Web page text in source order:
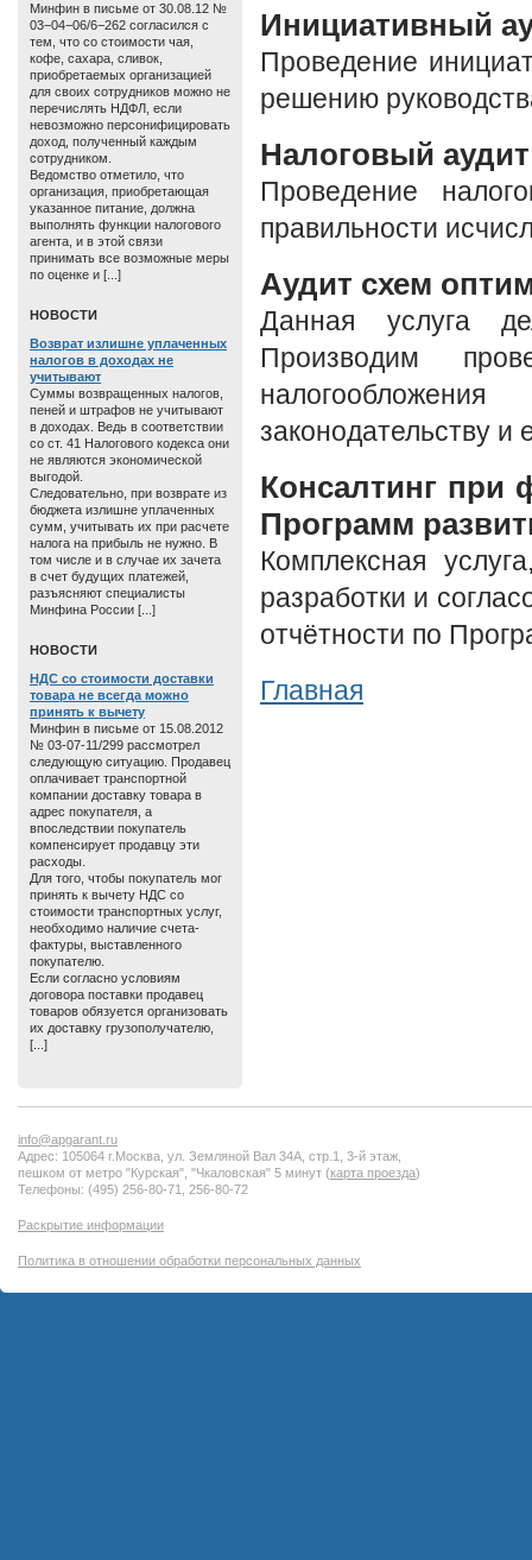
Инициативный
Проведение
решению
Налоговый аудит
Проведение
правильности
Аудит схем
Данная услуга
Производим
законодательству
Консалтинг
Программ
Комплексная
разработки и
отчётности по
Главная
Минфин в письме от 30.08.12 №
03−04−06/6−262 согласился с
тем, что со стоимости чая,
кофе, сахара, сливок,
приобретаемых организацией
для своих сотрудников можно не
перечислять НДФЛ, если
невозможно персонифицировать
доход, полученный каждым
сотрудником.
Ведомство отметило, что
организация, приобретающая
указанное питание, должна
выполнять функции налогового
агента, и в этой связи
принимать все возможные меры
по оценке и [...]
HОВОСТИ
Возврат излишне уплаченных
налогов в доходах не
учитывают
Суммы возвращенных налогов,
пеней и штрафов не учитывают
в доходах. Ведь в соответствии
со ст. 41 Налогового кодекса они
не являются экономической
выгодой.
Следовательно, при возврате из
бюджета излишне уплаченных
сумм, учитывать их при расчете
налога на прибыль не нужно. В
том числе и в случае их зачета
в счет будущих платежей,
разъясняют специалисты
Минфина России [...]
HОВОСТИ
НДС со стоимости доставки
товара не всегда можно
принять к вычету
Минфин в письме от 15.08.2012
№ 03-07-11/299 рассмотрел
следующую ситуацию. Продавец
оплачивает транспортной
компании доставку товара в
адрес покупателя, а
впоследствии покупатель
компенсирует продавцу эти
расходы.
Для того, чтобы покупатель мог
принять к вычету НДС со
стоимости транспортных услуг,
необходимо наличие счета-
фактуры, выставленного
покупателю.
Если согласно условиям
договора поставки продавец
товаров обязуется организовать
их доставку грузополучателю,
[...]
info@apgarant.ru
Адрес: 105064 г.Москва, ул. Земляной Вал 34А, стр.1, 3-й этаж,
пешком от метро "Курская", "Чкаловская" 5 минут (карта проезда)
Телефоны: (495) 256-80-71, 256-80-72
Раскрытие информации
Политика в отношении обработки персональных данных